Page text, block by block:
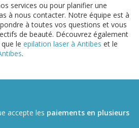
services ou pour planifier une
à nous contacter. Notre équipe est à
à toutes vos questions et vous
de beauté. Découvrez également
le epilation laser à Antibes et le
.
accepte les paiements en plusieurs